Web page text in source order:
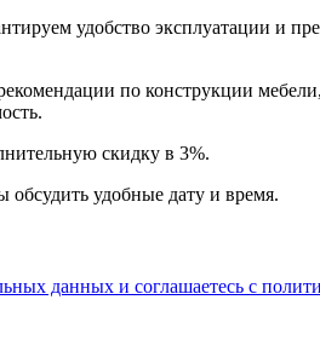
удобство эксплуатации
по конструкции
скидку в 3%.
удобные дату и время.
данных​ и соглашаетесь c